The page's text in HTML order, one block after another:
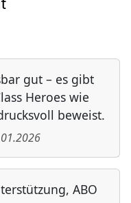
gut – es gibt
Heroes wie
beweist.
ABO